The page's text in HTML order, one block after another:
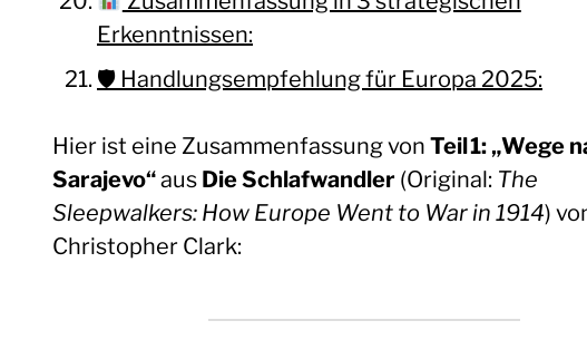
Erkenntnissen:
🛡 Handlungsempfehlung für Europa 2025:
Hier ist eine Zusammenfassung von Teil 1: „Wege
Sarajevo“aus Die Schlafwandler (Original: The
Sleepwalkers: How Europe Went to War in 1914)
Christopher Clark: